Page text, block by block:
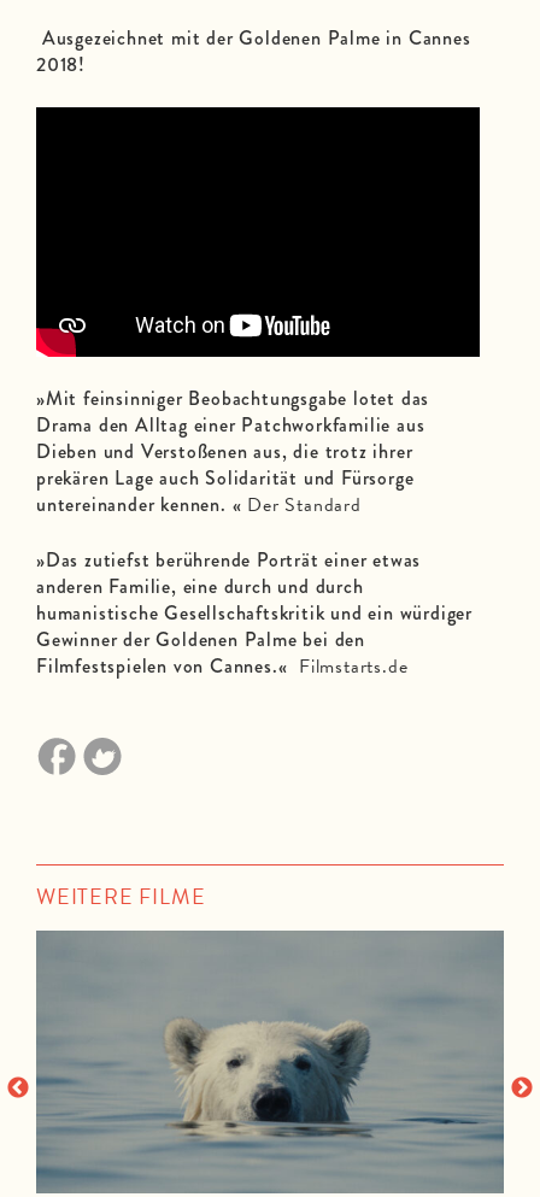
Ausgezeichnet mit der Goldenen Palme in Cannes
2018!
»Mit feinsinniger Beobachtungsgabe lotet das
Drama den Alltag einer Patchworkfamilie aus
Dieben und Verstoßenen aus, die trotz ihrer
prekären Lage auch Solidarität und Fürsorge
untereinander kennen. « Der Standard
»Das zutiefst berührende Porträt einer etwas
anderen Familie, eine durch und durch
humanistische Gesellschaftskritik und ein würdiger
Gewinner der Goldenen Palme bei den
Filmfestspielen von Cannes.« Filmstarts.de
WEITERE FILME